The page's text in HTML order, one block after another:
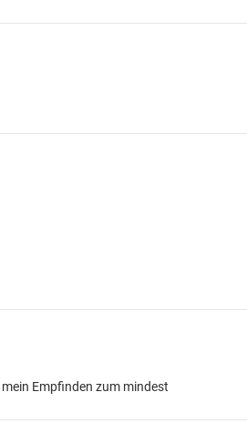
Empfinden zum mindest